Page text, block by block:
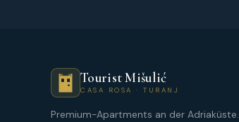
Tourist Mišulić
CASA ROSA · TURANJ
Premium-Apartments an der Adriaküste.